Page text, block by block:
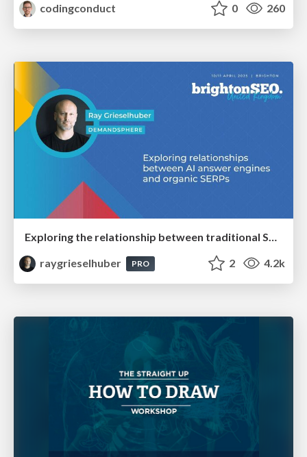
codingconduct
0 260
Exploring the relationship between traditional SERPs and Gen AI search
raygrieselhuber
PRO 2 4.2k